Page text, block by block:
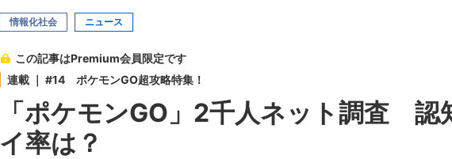
情報化社会 ニュース
この記事はPremium会員限定です
連載 ｜ #14 ポケモンGO超攻略特集！
「ポケモンGO」2千人ネット調査 認
イ率は？